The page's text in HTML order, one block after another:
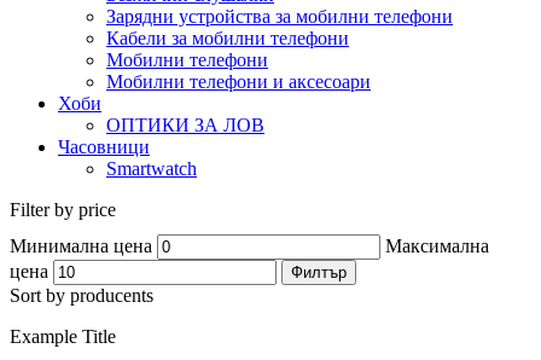
Зарядни устройства за мобилни телефони
Кабели за мобилни телефони
Мобилни телефони
Мобилни телефони и аксесоари
Хоби
ОПТИКИ ЗА ЛОВ
Часовници
Smartwatch
Filter by price
Минимална цена
Максимална
цена
Филтър
Sort by producents
Example Title